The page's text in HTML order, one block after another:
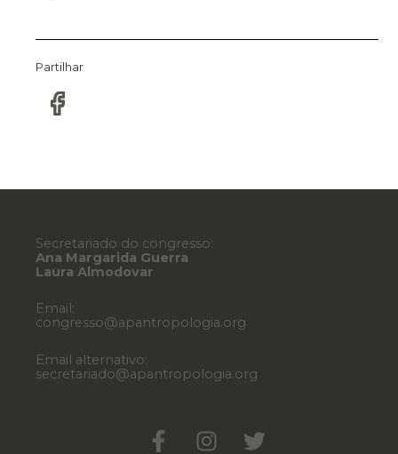
Partilhar
Secretariado do congresso:
Ana Margarida Guerra
Laura Almodovar
Email:
congresso@apantropologia.org
Email alternativo:
secretariado@apantropologia.org